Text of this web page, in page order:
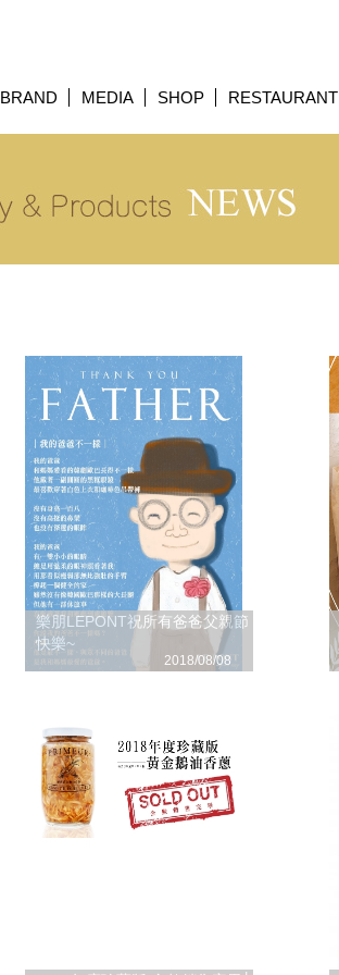
BRAND MEDIA SHOP RESTAURANT
樂朋LEPONT祝所有爸爸父親節
快樂~
2018/08/08